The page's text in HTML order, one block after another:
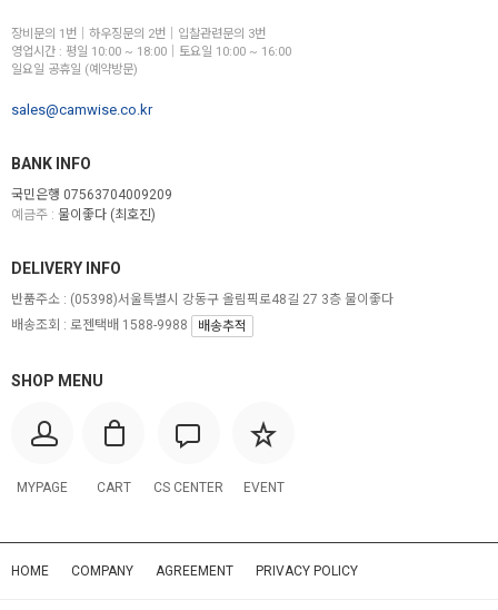
장비문의 1번│하우징문의 2번│입찰관련문의 3번
영업시간 : 평일 10:00 ~ 18:00│토요일 10:00 ~ 16:00
일요일 공휴일 (예약방문)
sales@camwise.co.kr
BANK INFO
국민은행 07563704009209
예금주 : 물이좋다 (최호진)
SHOP MENU
MYPAGE CART CS CENTER EVENT
DELIVERY INFO
반품주소 : (05398)서울특별시 강동구 올림픽로48길 27 3층 물이좋다
배송조회 : 로젠택배 1588-9988
배송추적
HOME COMPANY AGREEMENT PRIVACY POLICY